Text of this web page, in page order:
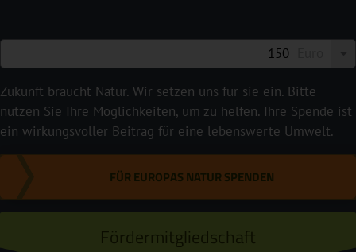
Zukunft braucht Natur. Wir setzen uns für sie ein. Bitte
nutzen Sie Ihre Möglichkeiten, um zu helfen. Ihre Spende ist
ein wirkungsvoller Beitrag für eine lebenswerte Umwelt.
FÜR EUROPAS NATUR SPENDEN
Fördermitgliedschaft